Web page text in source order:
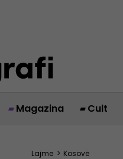
Magazina Cult
Lajme > Kosovë